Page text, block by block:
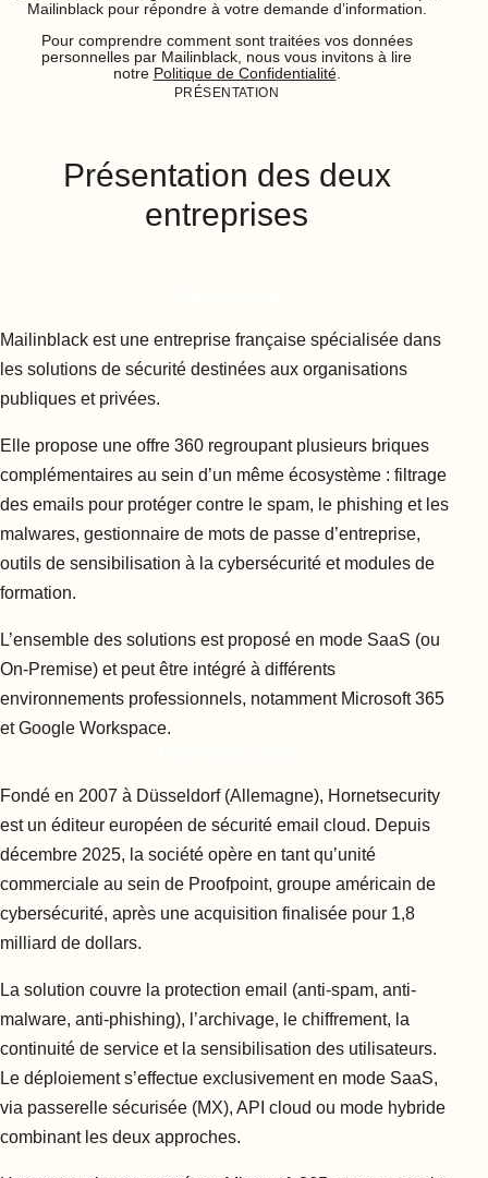
Mailinblack pour répondre à votre demande d’information.
Pour comprendre comment sont traitées vos données
personnelles par Mailinblack, nous vous invitons à lire
notre Politique de Confidentialité.
PRÉSENTATION
Présentation des deux
entreprises
Mailinblack est une entreprise française spécialisée dans
les solutions de sécurité destinées aux organisations
publiques et privées.
Elle propose une offre 360 regroupant plusieurs briques
complémentaires au sein d’un même écosystème : filtrage
des emails pour protéger contre le spam, le phishing et les
malwares, gestionnaire de mots de passe d’entreprise,
outils de sensibilisation à la cybersécurité et modules de
formation.
L’ensemble des solutions est proposé en mode SaaS (ou
On-Premise) et peut être intégré à différents
environnements professionnels, notamment Microsoft 365
et Google Workspace.
Fondé en 2007 à Düsseldorf (Allemagne), Hornetsecurity
est un éditeur européen de sécurité email cloud. Depuis
décembre 2025, la société opère en tant qu’unité
commerciale au sein de Proofpoint, groupe américain de
cybersécurité, après une acquisition finalisée pour 1,8
milliard de dollars.
La solution couvre la protection email (anti-spam, anti-
malware, anti-phishing), l’archivage, le chiffrement, la
continuité de service et la sensibilisation des utilisateurs.
Le déploiement s’effectue exclusivement en mode SaaS,
via passerelle sécurisée (MX), API cloud ou mode hybride
combinant les deux approches.